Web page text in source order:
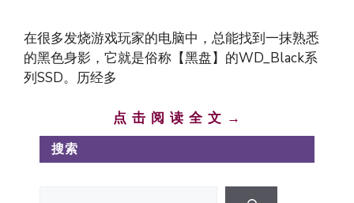
在很多发烧游戏玩家的电脑中，总能找到一抹熟悉
的黑色身影，它就是俗称【黑盘】的WD_Black系
列SSD。历经多
点 击 阅 读 全 文 →
搜索